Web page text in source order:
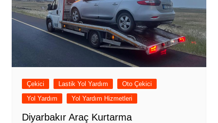
Çekici Lastik Yol Yardım
Oto Çekici
Yol Yardım
Yol Yardım Hizmetleri
Diyarbakır Araç Kurtarma